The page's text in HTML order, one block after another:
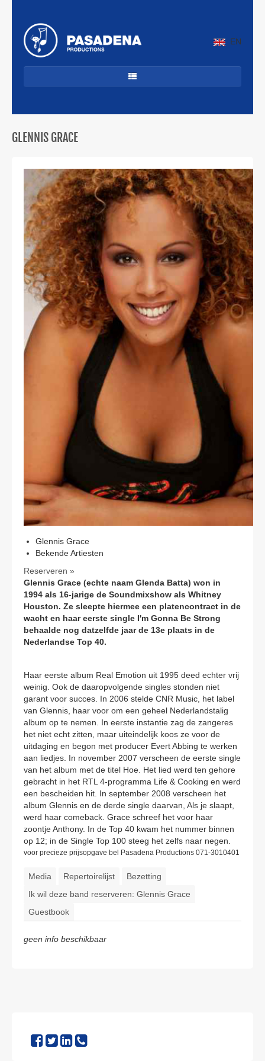
EN
JAZZ & LATIN
CUBAANS
BEKENDE ARTIESTEN
PROFIEL
CONTACT
GLENNIS GRACE
Glennis Grace
Bekende Artiesten
Reserveren »
Glennis Grace (echte naam Glenda Batta) won in
1994 als 16-jarige de Soundmixshow als Whitney
Houston. Ze sleepte hiermee een platencontract in de
wacht en haar eerste single I'm Gonna Be Strong
behaalde nog datzelfde jaar de 13e plaats in de
Nederlandse Top 40.
Haar eerste album Real Emotion uit 1995 deed echter vrij
weinig. Ook de daaropvolgende singles stonden niet
garant voor succes. In 2006 stelde CNR Music, het label
van Glennis, haar voor om een geheel Nederlandstalig
album op te nemen. In eerste instantie zag de zangeres
het niet echt zitten, maar uiteindelijk koos ze voor de
uitdaging en begon met producer Evert Abbing te werken
aan liedjes. In november 2007 verscheen de eerste single
van het album met de titel Hoe. Het lied werd ten gehore
gebracht in het RTL 4-programma Life & Cooking en werd
een bescheiden hit. In september 2008 verscheen het
album Glennis en de derde single daarvan, Als je slaapt,
werd haar comeback. Grace schreef het voor haar
zoontje Anthony. In de Top 40 kwam het nummer binnen
op 12; in de Single Top 100 steeg het zelfs naar negen.
voor precieze prijsopgave bel Pasadena Productions 071-3010401
Media Repertoirelijst
Bezetting
Ik wil deze band reserveren: Glennis Grace
Guestbook
geen info beschikbaar